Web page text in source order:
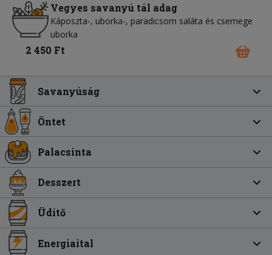
Vegyes savanyú tál adag
Káposzta-, uborka-, paradicsom saláta és csemege
uborka
2 450 Ft
Savanyúság
Öntet
Palacsinta
Desszert
Üdítő
Energiaital